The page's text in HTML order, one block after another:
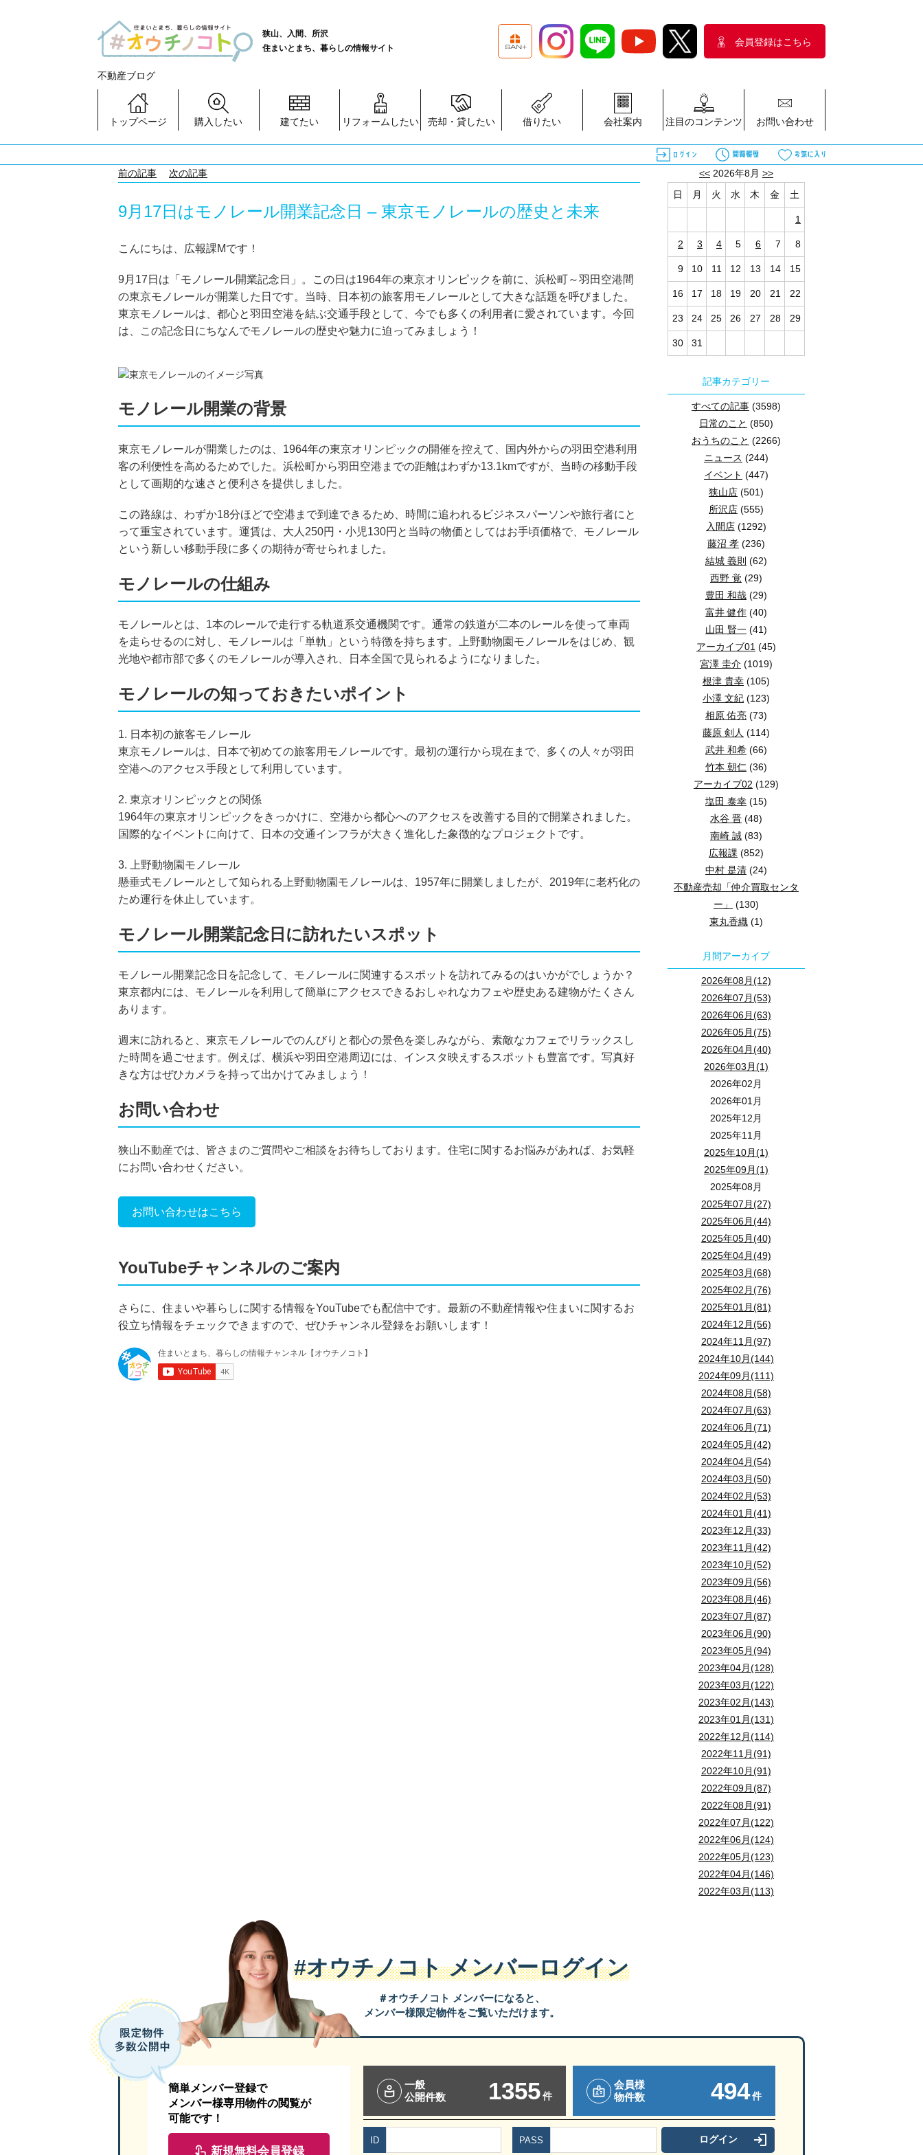
狭山、入間、所沢
住まいとまち、暮らしの情報サイト
会員登録はこちら
不動産ブログ
トップページ 購入したい 建てたい リフォームしたい 売却・貸したい 借りたい 会社案内 注目のコンテンツ お問い合わせ
<< 2026年8月 >>
日
月 火 水 木 金 土
1
2 3 4 5 6 7 8
9 10 11 12 13 14 15
16 17 18 19 20 21 22
23 24 25 26 27 28 29
30 31
記事カテゴリー
すべての記事 (3598)
日常のこと (850)
おうちのこと (2266)
ニュース (244)
イベント (447)
狭山店 (501)
所沢店 (555)
入間店 (1292)
藤沼 孝 (236)
結城 義則 (62)
西野 覚 (29)
豊田 和哉 (29)
富井 健作 (40)
山田 賢一 (41)
アーカイブ01 (45)
宮澤 圭介 (1019)
根津 貴幸 (105)
小澤 文紀 (123)
相原 佑亮 (73)
藤原 剣人 (114)
武井 和希 (66)
竹本 朝仁 (36)
アーカイブ02 (129)
塩田 泰幸 (15)
水谷 晋 (48)
南崎 誠 (83)
広報課 (852)
中村 是清 (24)
不動産売却「仲介買取センタ
ー」
(130)
東丸香織 (1)
月間アーカイブ
2026年08月(12)
2026年07月(53)
2026年06月(63)
2026年05月(75)
2026年04月(40)
2026年03月(1)
2026年02月
2026年01月
2025年12月
2025年11月
2025年10月(1)
2025年09月(1)
2025年08月
2025年07月(27)
2025年06月(44)
2025年05月(40)
2025年04月(49)
2025年03月(68)
2025年02月(76)
2025年01月(81)
2024年12月(56)
2024年11月(97)
2024年10月(144)
2024年09月(111)
2024年08月(58)
2024年07月(63)
2024年06月(71)
2024年05月(42)
2024年04月(54)
2024年03月(50)
2024年02月(53)
2024年01月(41)
2023年12月(33)
2023年11月(42)
2023年10月(52)
2023年09月(56)
2023年08月(46)
2023年07月(87)
2023年06月(90)
2023年05月(94)
2023年04月(128)
2023年03月(122)
2023年02月(143)
2023年01月(131)
2022年12月(114)
2022年11月(91)
2022年10月(91)
2022年09月(87)
2022年08月(91)
2022年07月(122)
2022年06月(124)
2022年05月(123)
2022年04月(146)
2022年03月(113)
前の記事 次の記事
9月17日はモノレール開業記念日 – 東京モノレールの歴史と未来
こんにちは、広報課Mです！
9月17日は「モノレール開業記念日」。この日は1964年の東京オリンピックを前に、浜松町～羽田空港間
の東京モノレールが開業した日です。当時、日本初の旅客用モノレールとして大きな話題を呼びました。
東京モノレールは、都心と羽田空港を結ぶ交通手段として、今でも多くの利用者に愛されています。今回
は、この記念日にちなんでモノレールの歴史や魅力に迫ってみましょう！
モノレール開業の背景
東京モノレールが開業したのは、1964年の東京オリンピックの開催を控えて、国内外からの羽田空港利用
客の利便性を高めるためでした。浜松町から羽田空港までの距離はわずか13.1kmですが、当時の移動手段
として画期的な速さと便利さを提供しました。
この路線は、わずか18分ほどで空港まで到達できるため、時間に追われるビジネスパーソンや旅行者にと
って重宝されています。運賃は、大人250円・小児130円と当時の物価としてはお手頃価格で、モノレール
という新しい移動手段に多くの期待が寄せられました。
モノレールの仕組み
モノレールとは、1本のレールで走行する軌道系交通機関です。通常の鉄道が二本のレールを使って車両
を走らせるのに対し、モノレールは「単軌」という特徴を持ちます。上野動物園モノレールをはじめ、観
光地や都市部で多くのモノレールが導入され、日本全国で見られるようになりました。
モノレールの知っておきたいポイント
1. 日本初の旅客モノレール
東京モノレールは、日本で初めての旅客用モノレールです。最初の運行から現在まで、多くの人々が羽田
空港へのアクセス手段として利用しています。
2. 東京オリンピックとの関係
1964年の東京オリンピックをきっかけに、空港から都心へのアクセスを改善する目的で開業されました。
国際的なイベントに向けて、日本の交通インフラが大きく進化した象徴的なプロジェクトです。
3.
上野動物園モノレール
懸垂式モノレールとして知られる上野動物園モノレールは、1957年に開業しましたが、2019年に老朽化の
ため運行を休止しています。
モノレール開業記念日に訪れたいスポット
モノレール開業記念日を記念して、モノレールに関連するスポットを訪れてみるのはいかがでしょうか？
東京都内には、モノレールを利用して簡単にアクセスできるおしゃれなカフェや歴史ある建物がたくさん
あります。
週末に訪れると、東京モノレールでのんびりと都心の景色を楽しみながら、素敵なカフェでリラックスし
た時間を過ごせます。例えば、横浜や羽田空港周辺には、インスタ映えするスポットも豊富です。写真好
きな方はぜひカメラを持って出かけてみましょう！
お問い合わせ
狭山不動産では、皆さまのご質問やご相談をお待ちしております。住宅に関するお悩みがあれば、お気軽
にお問い合わせください。
お問い合わせはこちら
YouTubeチャンネルのご案内
さらに、住まいや暮らしに関する情報をYouTubeでも配信中です。最新の不動産情報や住まいに関するお
役立ち情報をチェックできますので、ぜひチャンネル登録をお願いします！
#オウチノコトメンバーログイン
＃オウチノコト メンバーになると、
メンバー様限定物件をご覧いただけます。
簡単メンバー登録で
メンバー様専用物件の閲覧が
可能です！
新規無料会員登録
一般
公開件数
1355件
会員様
物件数
494件
ID PASS